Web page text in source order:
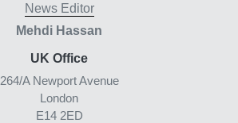
News Editor
Mehdi Hassan
UK Office
264/A Newport Avenue
London
E14 2ED